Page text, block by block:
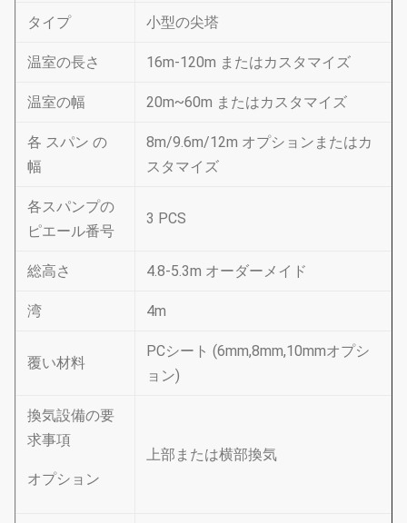
タイプ 小型の尖塔
温室の長さ 16m-120m またはカスタマイズ
温室の幅 20m~60m またはカスタマイズ
各 スパン の
幅
8m/9.6m/12m オプションまたはカ
スタマイズ
各スパンプの
ピエール番号
3 PCS
総高さ 4.8-5.3m オーダーメイド
湾 4m
覆い材料
PCシート (6mm,8mm,10mmオプシ
ョン)
換気設備の要
求事項
オプション
上部または横部換気